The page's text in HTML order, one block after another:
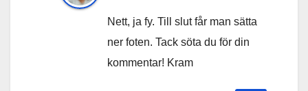
Nett, ja fy. Till slut får man sätta
ner foten. Tack söta du för din
kommentar! Kram